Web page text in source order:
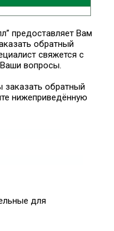
предоставляет Вам
обратный
свяжется с
вопросы.
заказать обратный
нижеприведённую
для